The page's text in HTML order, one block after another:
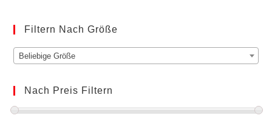
Filtern Nach Größe
Beliebige Größe
Nach Preis Filtern